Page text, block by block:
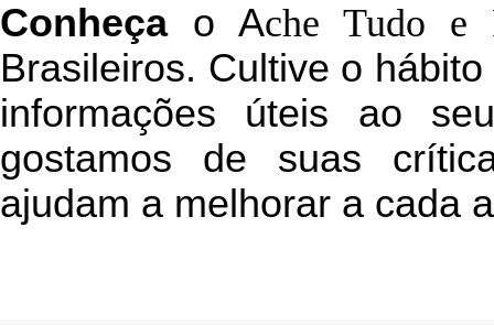
Conheçao Ache Tudo e
Brasileiros. Cultive o
informações úteis ao
gostamos de suas
ajudam a melhorar a cada